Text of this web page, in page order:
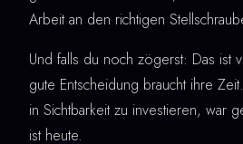
Arbeit an den richtigen
Und falls du noch zögerst: Das ist
gute Entscheidung braucht ihre
in Sichtbarkeit zu investieren, war
ist heute.